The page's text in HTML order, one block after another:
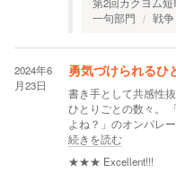
一句部門
戦争
2024年6
月23日
勇気づけられるひ
書き手として共感性
ひとりごとの数々。
よね？」のオンパレ
続きを読む
★★★ Excellent!!!